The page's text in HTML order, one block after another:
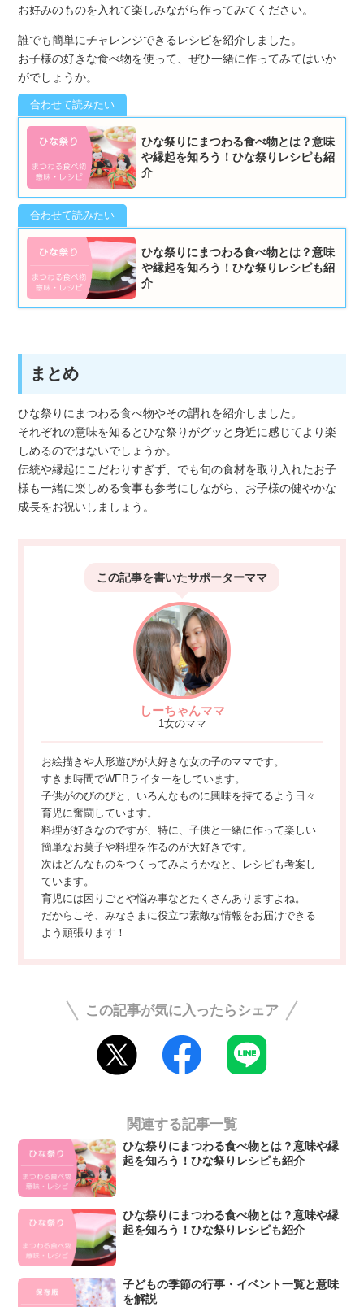
お好みのものを入れて楽しみながら作ってみてください。
誰でも簡単にチャレンジできるレシピを紹介しました。
お子様の好きな食べ物を使って、ぜひ一緒に作ってみてはいか
がでしょうか。
ひな祭りにまつわる食べ物とは？意味
や縁起を知ろう！ひな祭りレシピも紹
介
ひな祭りにまつわる食べ物とは？意味
や縁起を知ろう！ひな祭りレシピも紹
介
まとめ
ひな祭りにまつわる食べ物やその謂れを紹介しました。
それぞれの意味を知るとひな祭りがグッと身近に感じてより楽
しめるのではないでしょうか。
伝統や縁起にこだわりすぎず、でも旬の食材を取り入れたお子
様も一緒に楽しめる食事も参考にしながら、お子様の健やかな
成長をお祝いしましょう。
この記事を書いたサポーターママ
しーちゃんママ
1女のママ
お絵描きや人形遊びが大好きな女の子のママです。
すきま時間でWEBライターをしています。
子供がのびのびと、いろんなものに興味を持てるよう日々
育児に奮闘しています。
料理が好きなのですが、特に、子供と一緒に作って楽しい
簡単なお菓子や料理を作るのが大好きです。
次はどんなものをつくってみようかなと、レシピも考案し
ています。
育児には困りごとや悩み事などたくさんありますよね。
だからこそ、みなさまに役立つ素敵な情報をお届けできる
よう頑張ります！
この記事が気に入ったらシェア
関連する記事一覧
ひな祭りにまつわる食べ物とは？意味や縁
起を知ろう！ひな祭りレシピも紹介
ひな祭りにまつわる食べ物とは？意味や縁
起を知ろう！ひな祭りレシピも紹介
子どもの季節の行事・イベント一覧と意味
を解説